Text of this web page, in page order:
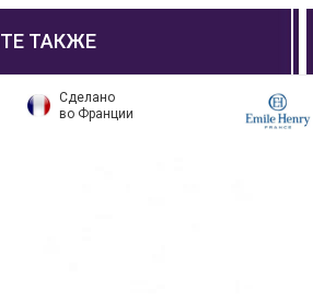
ТАКЖЕ
Сделано
во Франции